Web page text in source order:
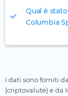
Qual è
Columbia
I dati sono forniti da
(criptovalute) e da